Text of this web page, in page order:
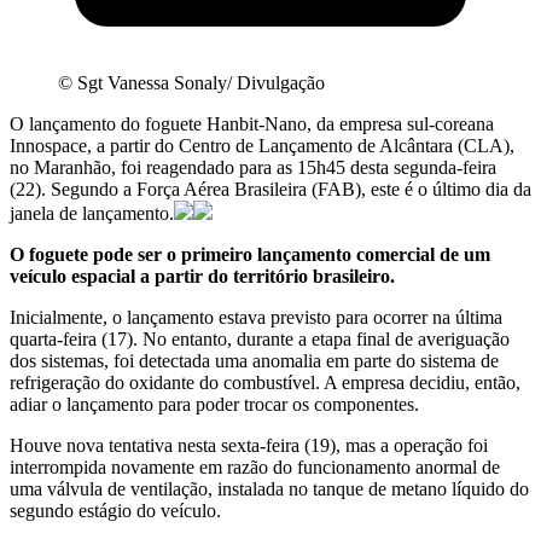
© Sgt Vanessa Sonaly/ Divulgação
O lançamento do foguete Hanbit-Nano, da empresa sul-coreana
Innospace, a partir do Centro de Lançamento de Alcântara (CLA),
no Maranhão, foi reagendado para as 15h45 desta segunda-feira
(22). Segundo a Força Aérea Brasileira (FAB), este é o último dia da
janela de lançamento.
O foguete pode ser o primeiro lançamento comercial de um
veículo espacial a partir do território brasileiro.
Inicialmente, o lançamento estava previsto para ocorrer na última
quarta-feira (17). No entanto, durante a etapa final de averiguação
dos sistemas, foi detectada uma anomalia em parte do sistema de
refrigeração do oxidante do combustível. A empresa decidiu, então,
adiar o lançamento para poder trocar os componentes.
Houve nova tentativa nesta sexta-feira (19), mas a operação foi
interrompida novamente em razão do funcionamento anormal de
uma válvula de ventilação, instalada no tanque de metano líquido do
segundo estágio do veículo.